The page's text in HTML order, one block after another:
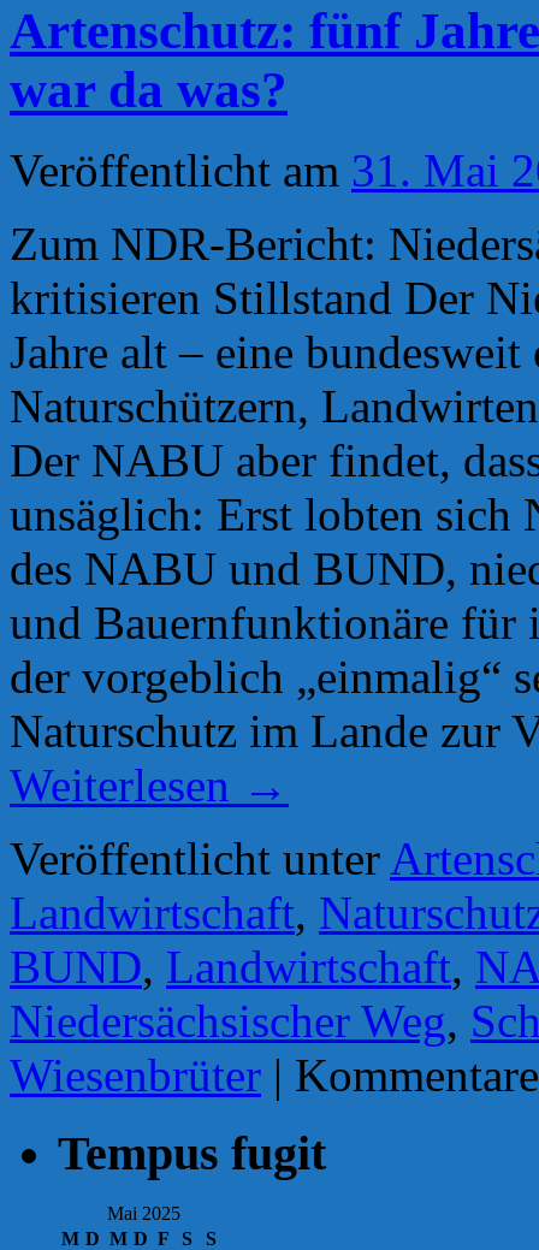
Artenschutz: fünf
war da was?
Veröffentlicht am 31. Mai
Zum NDR-Bericht:
kritisieren Stillstand Der
Jahre alt – eine
Naturschützern,
Der NABU aber findet,
unsäglich: Erst lobten sich
des NABU und BUND,
und Bauernfunktionäre für
der vorgeblich „einmalig“
Naturschutz im Lande zur
Weiterlesen →
Veröffentlicht unter
Landwirtschaft,
BUND, Landwirtschaft,
Niedersächsischer Weg,
Wiesenbrüter |
Tempus fugit
Mai 2025
M D M D F S
S